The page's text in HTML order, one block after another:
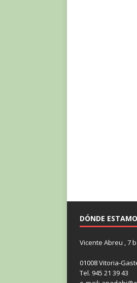
DÓNDE
Vicente Abreu , 7
01008 Vitoria-
Tel. 945 21 39 43